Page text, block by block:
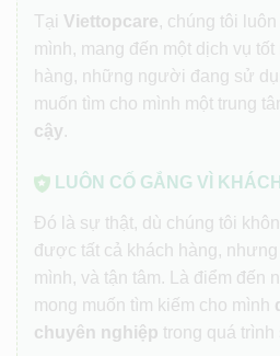
Tại Viettopcare, chúng tôi
mình, mang đến một dịch vụ
hàng, những người đang sử
muốn tìm cho mình một trung
cậy.
LUÔN CỐ GẮNG VÌ
Đó là sự thật, dù chúng tôi
được tất cả khách hàng, nhưng
mình, và tận tâm. Là điểm đến
mong muốn tìm kiếm cho mình
chuyên nghiệp trong quá